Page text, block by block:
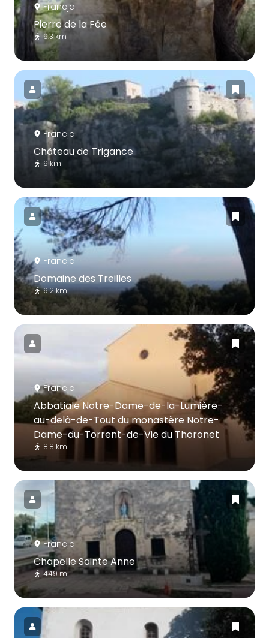
Francja
Pierre de la Fée
9.3 km
Francja
Château de Trigance
9 km
Francja
Domaine des Treilles
9.2 km
Francja
Abbatiale Notre-Dame-de-la-Lumière-
au-delà-de-Tout du monastère Notre-
Dame-du-Torrent-de-Vie du Thoronet
8.8 km
Francja
Chapelle Sainte Anne
449 m